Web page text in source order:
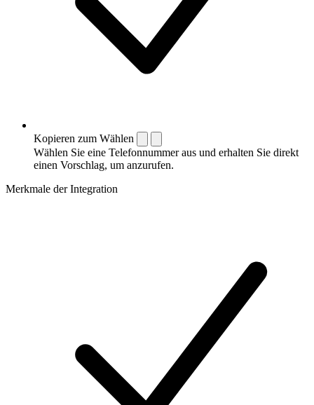
Kopieren zum Wählen
Wählen Sie eine Telefonnummer aus und erhalten Sie direkt
einen Vorschlag, um anzurufen.
Merkmale der Integration